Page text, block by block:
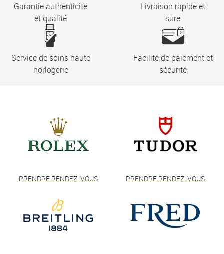
Garantie authenticité
et qualité
Livraison rapide et
sûre
Service de soins haute
horlogerie
Facilité de paiement et
sécurité
PRENDRE RENDEZ-VOUS PRENDRE RENDEZ-VOUS